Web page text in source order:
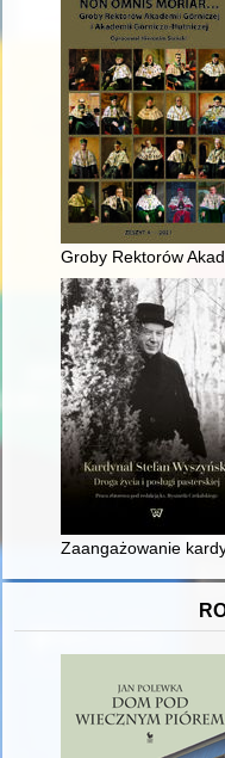
Groby Rektorów
Zaangażowanie